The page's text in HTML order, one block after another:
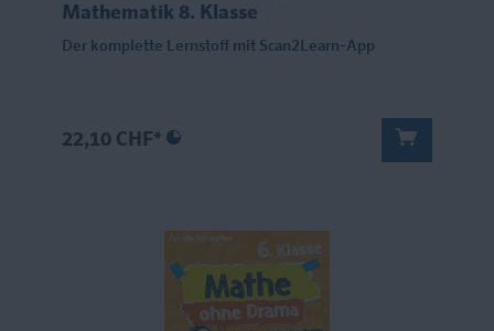
Mathematik 8. Klasse
Der komplette Lernstoff mit Scan2Learn-App
22,10 CHF*